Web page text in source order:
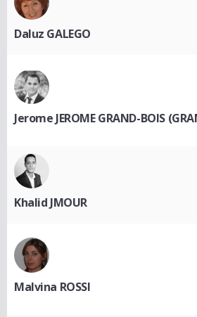
Daluz GALEGO
Jerome JEROME GRAND-BOIS
Khalid JMOUR
Malvina ROSSI